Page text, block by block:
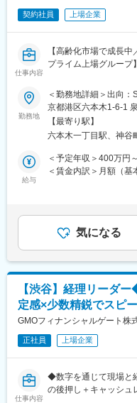
■経営企画部のミッショ
・PayPayグループの
・事業成長の実現に必
管理
・各種KPI・損益の予
・経営レベルの課題解
■組織の構成・魅力：
・Fintech領域トップ
者となれること
ら、高い視座・視点
・多様なバックグラ
◎Fintech領域でトッ
体となれること
◎重要な事業運営方針
の視座・見識を高めら
◎多様なバックグラウ
知見を学べること
変更の範囲：会社の定
契約社員 上場企業
仕事内容
【高齢化市場で成長
プライム上場グループ】
グループ会社である
だきます。
■職務内容
資産・負債内訳管理、
理、監査対応、金融
＜使用システム＞
将来的にはマネジメ
30代から60代の社員6
ケーションが取れる職
新卒、中途にかかわら
の良い社風で、8割中
メンバーが在籍してお
■働き方
・四半期の締め、決
る可能性があります
残業デーとなってお
勤務地
＜勤務地詳細＞出向
京都港区六本木1-6-1
トロ南北線／六本木
範囲：会社の定める事
【最寄り駅】
六本木一丁目駅、神谷
給与
＜予定年収＞400万円
＜賃金内訳＞月額（
じて上下する可能性
記です。気になる
【渋谷】経理リーダ
定感×少数精鋭でスピ
GMOフィナンシャルゲート株
正社員 上場企業
仕事内容
◆数字を通じて現場と
の後押し＋キャッシュ